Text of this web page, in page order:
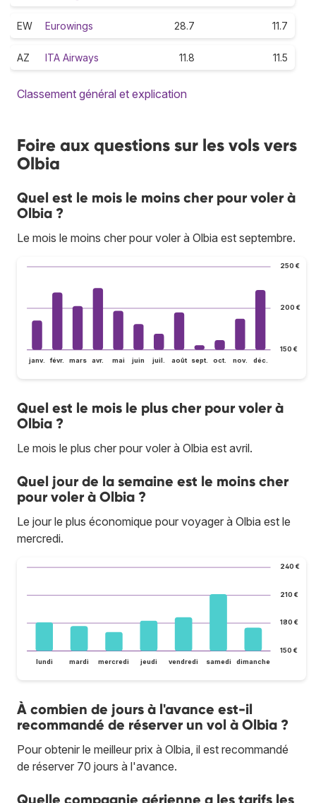
EW Eurowings 28.7 11.7
AZ ITA Airways 11.8 11.5
Classement général et explication
Foire aux questions sur les vols vers
Olbia
Quel est le mois le moins cher pour voler à
Olbia ?
Le mois le moins cher pour voler à Olbia est septembre.
150 €
200 €
250 €
janv. févr. mars avr. mai juin juil. août sept. oct. nov. déc.
Quel est le mois le plus cher pour voler à
Olbia ?
Le mois le plus cher pour voler à Olbia est avril.
Quel jour de la semaine est le moins cher
pour voler à Olbia ?
Le jour le plus économique pour voyager à Olbia est le
mercredi.
150 €
180 €
210 €
240 €
lundi mardi mercredi jeudi vendredi samedi dimanche
À combien de jours à l'avance est-il
recommandé de réserver un vol à Olbia ?
Pour obtenir le meilleur prix à Olbia, il est recommandé
de réserver 70 jours à l'avance.
Quelle compagnie aérienne a les tarifs les